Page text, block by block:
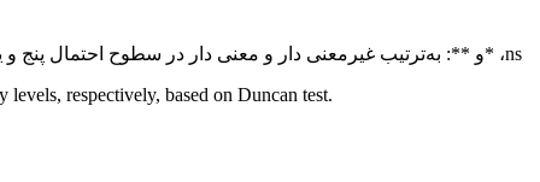
ns، *و **: به‌ترتیب غیرمعنی دار و معنی دار در سطوح احتمال پنج و یک درصد، بر اساس آزمون دانکن.
respectively, based on Duncan test.